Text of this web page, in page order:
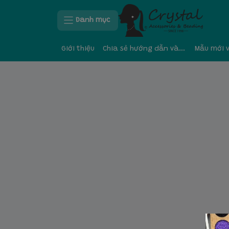
Danh mục
Giới thiệu Chia sẻ hướng dẫn và kinh nghiệm Mẫu mới